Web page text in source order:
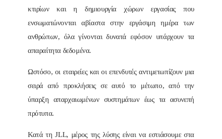
κτιρίων και η δημιουργία χώρων εργασίας που
ενσωματώνονται αβίαστα στην εργάσιμη ημέρα των
ανθρώπων, όλα γίνονται δυνατά εφόσον υπάρχουν τα
απαραίτητα δεδομένα.
Ωστόσο, οι εταιρείες και οι επενδυτές αντιμετωπίζουν μια
σειρά από προκλήσεις σε αυτό το μέτωπο, από την
ύπαρξη απαρχαιωμένων συστημάτων έως τα ασυνεπή
πρότυπα.
Κατά τη JLL, μέρος της λύσης είναι να εστιάσουμε στα